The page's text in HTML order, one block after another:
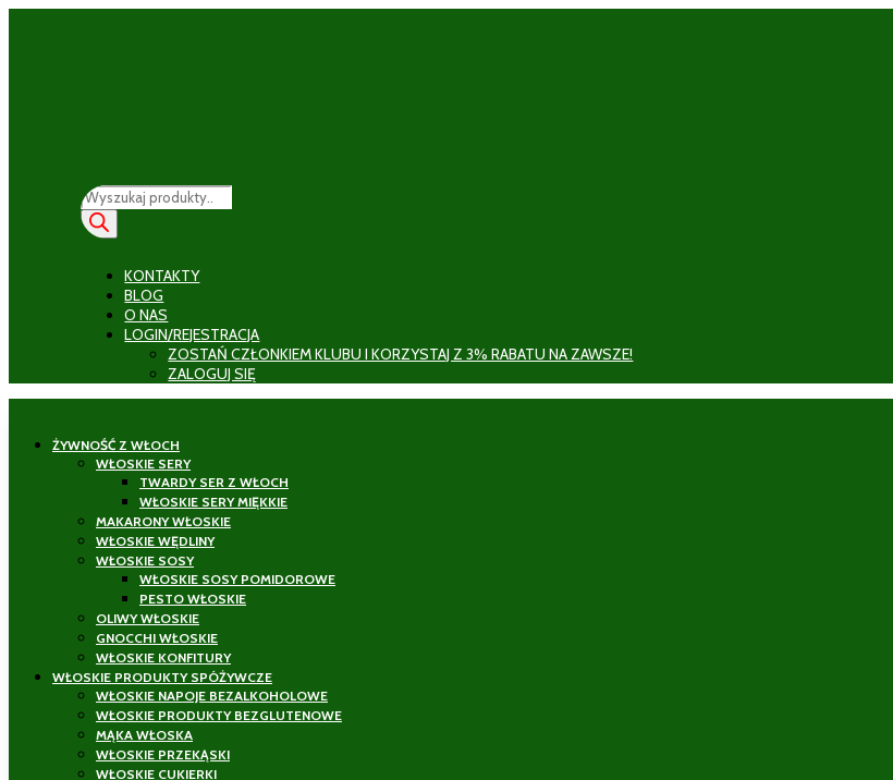
Wyszukiwarka
produktów
KONTAKTY
BLOG
O NAS
LOGIN/REJESTRACJA
ZOSTAŃ CZŁONKIEM KLUBU I KORZYSTAJ Z 3% RABATU NA ZAWSZE!
ZALOGUJ SIĘ
ŻYWNOŚĆ Z WŁOCH
WŁOSKIE SERY
TWARDY SER Z WŁOCH
WŁOSKIE SERY MIĘKKIE
MAKARONY WŁOSKIE
WŁOSKIE WĘDLINY
WŁOSKIE SOSY
WŁOSKIE SOSY POMIDOROWE
PESTO WŁOSKIE
OLIWY WŁOSKIE
GNOCCHI WŁOSKIE
WŁOSKIE KONFITURY
WŁOSKIE PRODUKTY SPÓŻYWCZE
WŁOSKIE NAPOJE BEZALKOHOLOWE
WŁOSKIE PRODUKTY BEZGLUTENOWE
MĄKA WŁOSKA
WŁOSKIE PRZEKĄSKI
WŁOSKIE CUKIERKI